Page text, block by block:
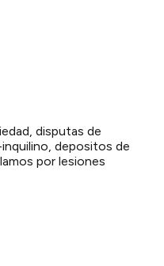
disputas de
depositos de
por lesiones